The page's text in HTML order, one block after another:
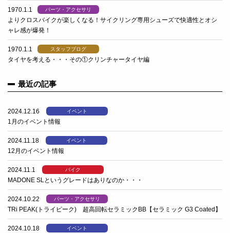
1970.1.1 パーツ・アクセサリ
よりクロスバイクが楽しくなる！サイクリング専用シューズで快適性とオシ
ャレ感が爆発！
1970.1.1 スタッフブログ
タイヤを考える・・・その①クリンチャータイヤ編
最近の記事
2024.12.16 イベント
1月のイベント情報
2024.11.18 イベント
12月のイベント情報
2024.11.1 バイク
MADONE SLというグレードはありなのか・・・
2024.10.22 パーツ・アクセサリ
TRi PEAK(トライピーク) 超高回転セラミックBB【セラミック G3 Coated】
2024.10.18 イベント